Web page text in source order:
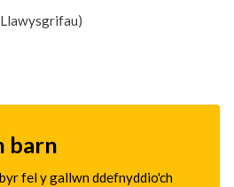
barn
fel y gallwn ddefnyddio'ch